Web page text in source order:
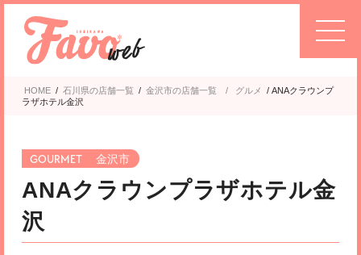
HOME / 石川県の店舗一覧 / 金沢市 グルメ / ANAクラウンプ
ラザホテル金沢
金沢市
ANAクラウンプラザホテル金
沢